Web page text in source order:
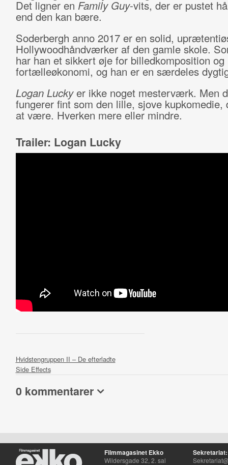
Det ligner en Family Guy-vits, der er pustet
end den kan bære.
Soderbergh anno 2017 er en solid,
Hollywoodhåndværker af den gamle skole.
har han et sikkert øje for billedkomposition og
fortælleøkonomi, og han er en særdeles
Logan Luckyer ikke noget mesterværk. Men
fungerer fint som den lille, sjove kupkomedie,
at være. Hverken mere eller mindre.
Trailer: Logan Lucky
Hvidstengruppen II – De efterladte
Side Effects
0 kommentarer
Filmmagasinet Ekko
Wildersgade 32, 2. sal
Sekretariat: